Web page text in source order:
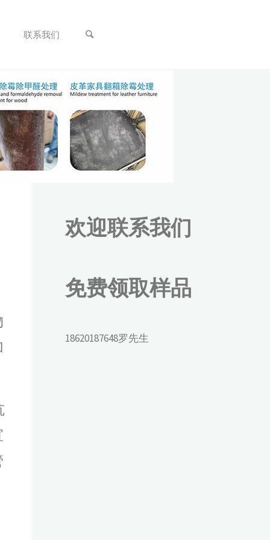
联系我们
欢迎联系我们
免费领取样品
18620187648罗先生